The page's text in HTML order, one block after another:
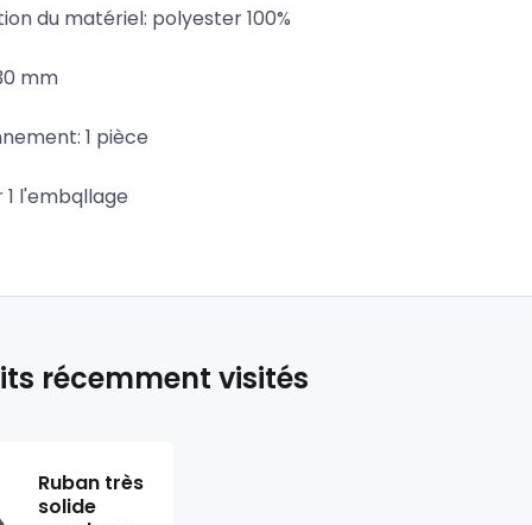
du matériel: polyester 100%
mm
1 pièce
1 l'embqllage
récemment visités
Ruban très
solide